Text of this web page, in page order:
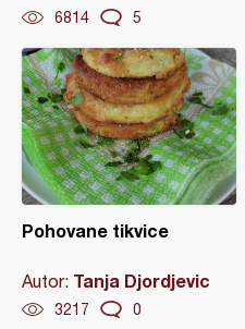
6814 5
Pohovane tikvice
Autor: Tanja Djordjevic
3217 0